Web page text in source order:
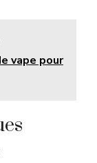
vape pour